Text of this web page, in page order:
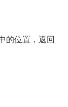
的位置，返回